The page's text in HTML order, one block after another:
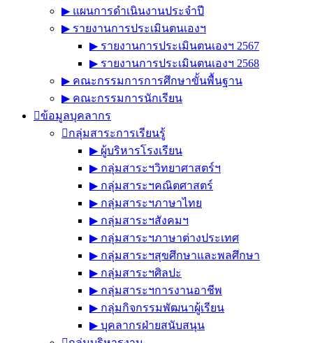
▶︎ แผนการดำเนินงานประจำปี
▶︎ รายงานการประเมินตนเองฯ
▶︎ รายงานการประเมินตนเองฯ 2567
▶︎ รายงานการประเมินตนเองฯ 2568
▶︎ คณะกรรมการการศึกษาขั้นพื้นฐาน
▶︎ คณะกรรมการนักเรียน
ข้อมูลบุคลากร
กลุ่มสาระการเรียนรู้
▶︎ ผู้บริหารโรงเรียน
▶︎ กลุ่มสาระฯวิทยาศาสตร์ฯ
▶︎ กลุ่มสาระฯคณิตศาสตร์
▶︎ กลุ่มสาระฯภาษาไทย
▶︎ กลุ่มสาระฯสังคมฯ
▶︎ กลุ่มสาระฯภาษาต่างประเทศ
▶︎ กลุ่มสาระฯสุขศึกษาและพลศึกษา
▶︎ กลุ่มสาระฯศิลปะ
▶︎ กลุ่มสาระฯการงานอาชีพ
▶︎ กลุ่มกิจกรรมพัฒนาผู้เรียน
▶︎ บุคลากรฝ่ายสนับสนุน